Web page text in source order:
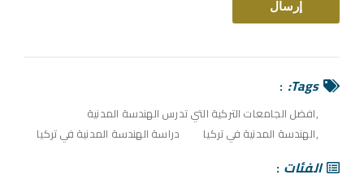
Tags:
افضل الجامعات التركية التي تدرس الهندسة المدنية
الهندسة المدنية في تركيا
دراسة الهندسة المدنية في تركيا
الفئات